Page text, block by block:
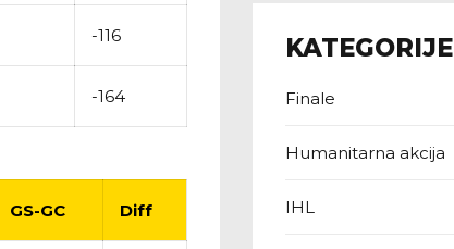
-116
-164
GS-GC Diff
KATEGORIJE
Finale
Humanitarna akcija
IHL